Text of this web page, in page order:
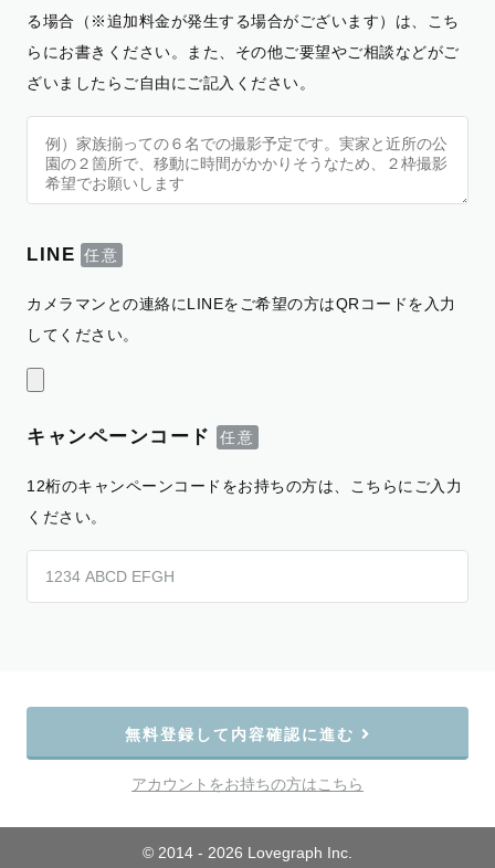
る場合（※追加料金が発生する場合がございます）は、こち
らにお書きください。また、その他ご要望やご相談などがご
ざいましたらご自由にご記入ください。
LINE
カメラマンとの連絡にLINEをご希望の方はQRコードを入力
してください。
キャンペーンコード
12桁のキャンペーンコードをお持ちの方は、こちらにご入力
ください。
無料登録して内容確認に進む
アカウントをお持ちの方はこちら
© 2014 - 2026 Lovegraph Inc.